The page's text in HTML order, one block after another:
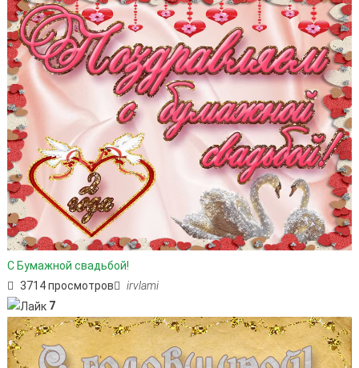
С Бумажной свадьбой!
3714 просмотров
irvlami
7